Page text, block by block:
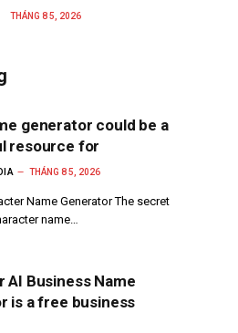
THÁNG 8 5, 2026
generator could be a
resource for
THÁNG 8 5, 2026
Name Generator The secret
name…
AI Business Name
is a free business